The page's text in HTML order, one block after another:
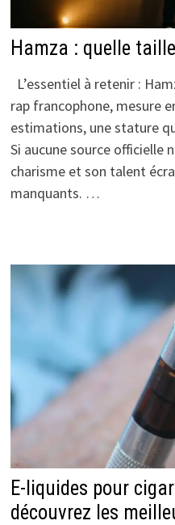
Hamza : quelle
L’essentiel à retenir :
rap francophone, mesure
estimations, une stature
Si aucune source officielle
charisme et son talent
manquants. …
E-liquides pour
découvrez les